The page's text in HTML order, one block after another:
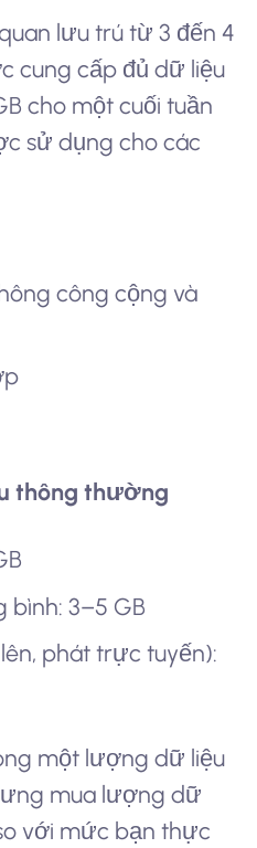
lưu trú từ 3 đến 4
cung cấp đủ dữ liệu
cho một cuối tuần
sử dụng cho các
công cộng và
thông thường
bình: 3–5 GB
phát trực tuyến):
một lượng dữ liệu
mua lượng dữ
với mức bạn thực